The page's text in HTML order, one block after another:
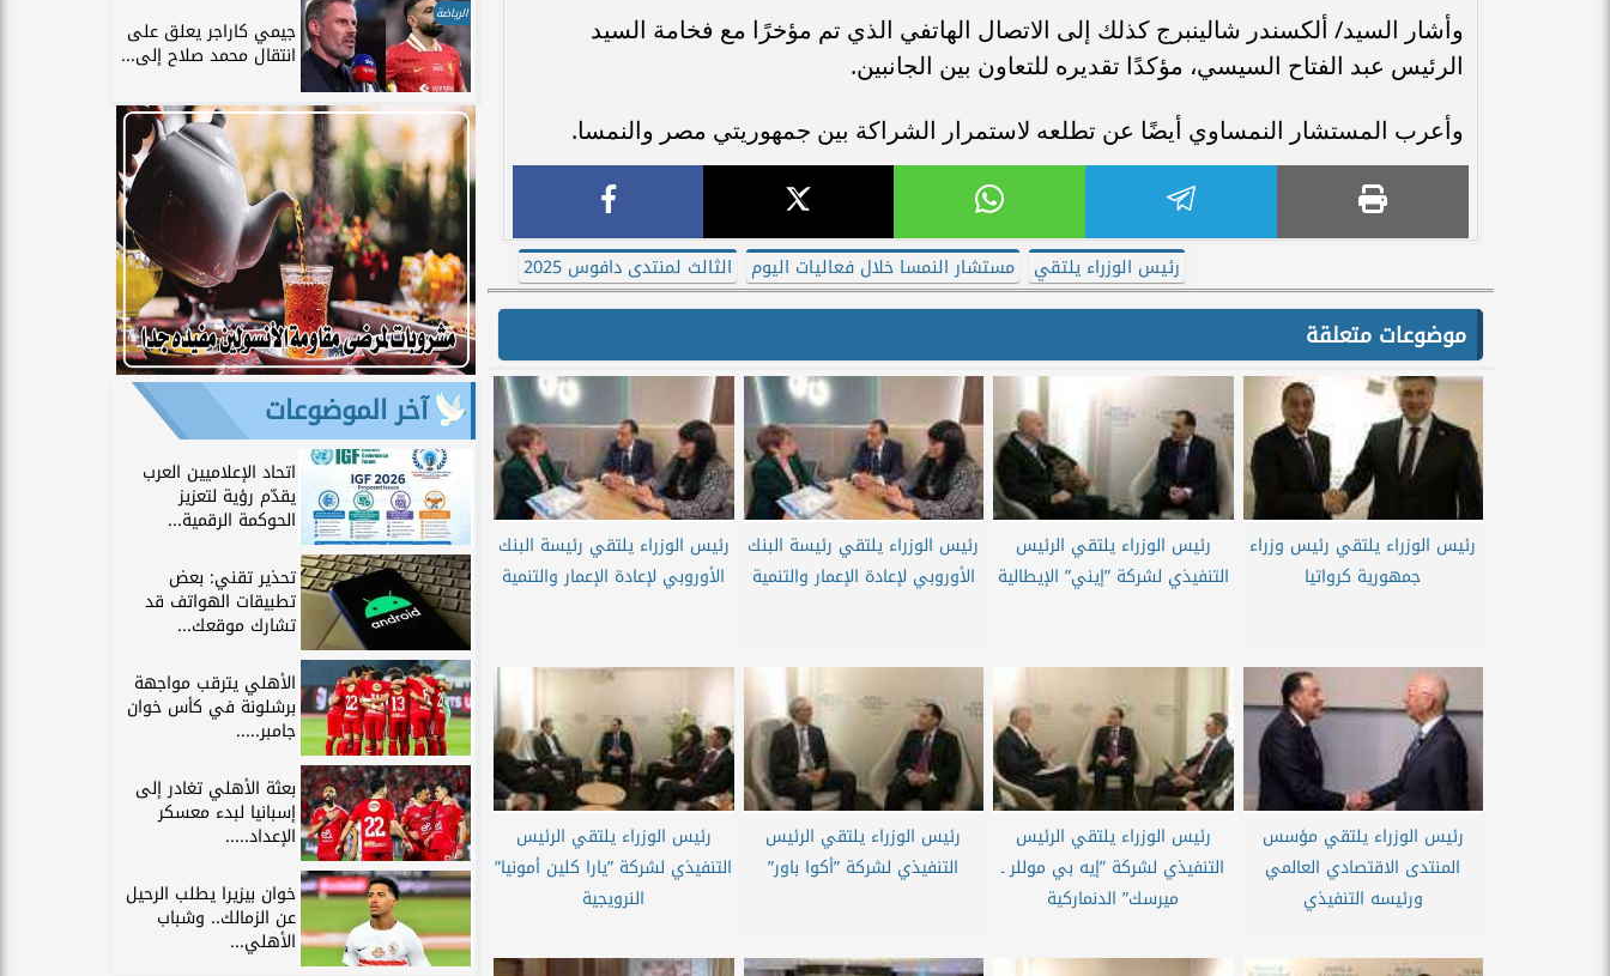
وأشار السيد/ ألكسندر شالينبرج كذلك إلى الاتصال الهاتفي الذي تم مؤخرًا مع فخامة السيد
الرئيس عبد الفتاح السيسي، مؤكدًا تقديره للتعاون بين الجانبين.
وأعرب المستشار النمساوي أيضًا عن تطلعه لاستمرار الشراكة بين جمهوريتي مصر والنمسا.
رئيس الوزراء يلتقي مستشار النمسا خلال فعاليات اليوم الثالث لمنتدى دافوس 2025
موضوعات متعلقة
رئيس الوزراء يلتقي رئيس وزراء
جمهورية كرواتيا
رئيس الوزراء يلتقي الرئيس
التنفيذي لشركة ”إيني” الإيطالية
رئيس الوزراء يلتقي رئيسة البنك
الأوروبي لإعادة الإعمار والتنمية
رئيس الوزراء يلتقي رئيسة البنك
الأوروبي لإعادة الإعمار والتنمية
رئيس الوزراء يلتقي مؤسس
المنتدى الاقتصادي العالمي
ورئيسه التنفيذي
رئيس الوزراء يلتقي الرئيس
التنفيذي لشركة ”إيه بي موللر ـ
ميرسك” الدنماركية
رئيس الوزراء يلتقي الرئيس
التنفيذي لشركة ”أكوا باور”
رئيس الوزراء يلتقي الرئيس
التنفيذي لشركة ”يارا كلين أمونيا”
النرويجية
الرياضة
جيمي كاراجر يعلق على
انتقال محمد صلاح إلى...
آخر الموضوعات
اتحاد الإعلاميين العرب
يقدّم رؤية لتعزيز
الحوكمة الرقمية...
تحذير تقني: بعض
تطبيقات الهواتف قد
تشارك موقعك...
الأهلي يترقب مواجهة
برشلونة في كأس خوان
جامبر.....
بعثة الأهلي تغادر إلى
إسبانيا لبدء معسكر
الإعداد.....
خوان بيزيرا يطلب الرحيل
عن الزمالك.. وشباب
الأهلي...